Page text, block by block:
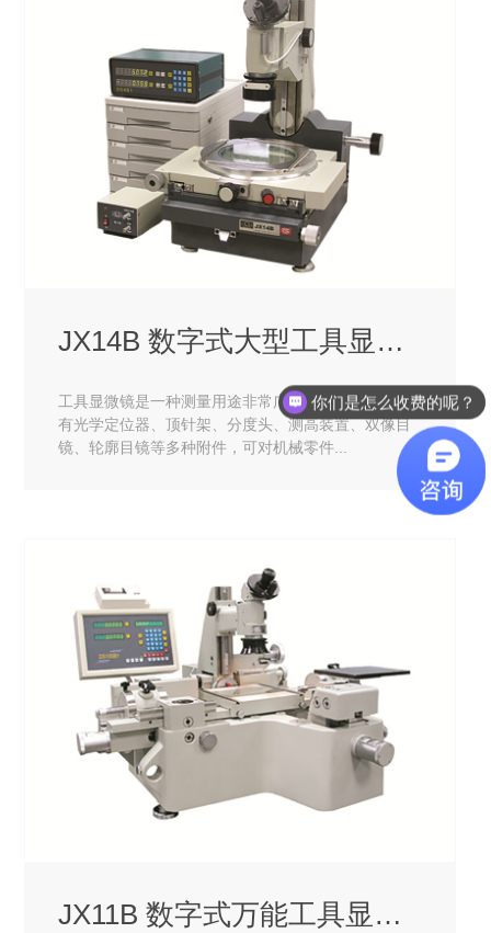
JX14B 数字式大型工具显微镜
工具显微镜是一种测量用途非常广泛的计量仪器，带
有光学定位器、顶针架、分度头、测高装置、双像目
镜、轮廓目镜等多种附件，可对机械零件...
JX11B 数字式万能工具显微镜
你们是怎么收费的呢？